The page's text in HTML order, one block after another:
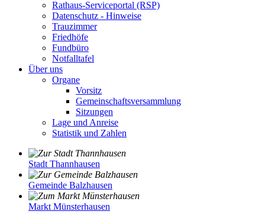
Rathaus-Serviceportal (RSP)
Datenschutz - Hinweise
Trauzimmer
Friedhöfe
Fundbüro
Notfalltafel
Über uns
Organe
Vorsitz
Gemeinschaftsversammlung
Sitzungen
Lage und Anreise
Statistik und Zahlen
Stadt Thannhausen
Gemeinde Balzhausen
Markt Münsterhausen